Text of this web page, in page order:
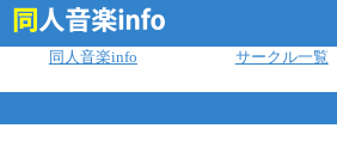
同人音楽info サークル一覧